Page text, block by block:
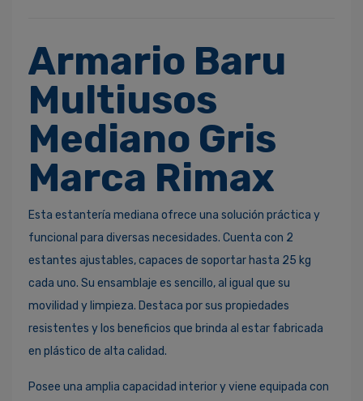
Armario Baru
Multiusos
Mediano Gris
Marca Rimax
Esta estantería mediana ofrece una solución práctica y
funcional para diversas necesidades. Cuenta con 2
estantes ajustables, capaces de soportar hasta 25 kg
cada uno. Su ensamblaje es sencillo, al igual que su
movilidad y limpieza. Destaca por sus propiedades
resistentes y los beneficios que brinda al estar fabricada
en plástico de alta calidad.
Posee una amplia capacidad interior y viene equipada con